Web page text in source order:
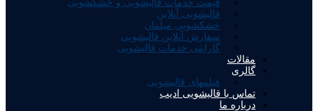
قالیشویی آنلاین
خشکشویی مبلمان
سفارش آنلاین قالیشویی
گارانتی خدمات قالیشویی
مقالات
گالری
فیلمهای قالیشویی
تماس با قالیشویی ادیب
درباره ما